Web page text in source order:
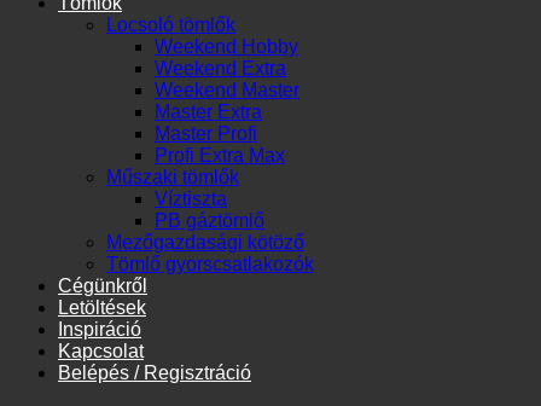
Locsoló tömlők
Weekend Hobby
Weekend Extra
Weekend Master
Master Extra
Master Profi
Profi Extra Max
Műszaki tömlők
Víztiszta
PB gáztömlő
Mezőgazdasági kötöző
Tömlő gyorscsatlakozók
Cégünkről
Letöltések
Inspiráció
Kapcsolat
Belépés / Regisztráció